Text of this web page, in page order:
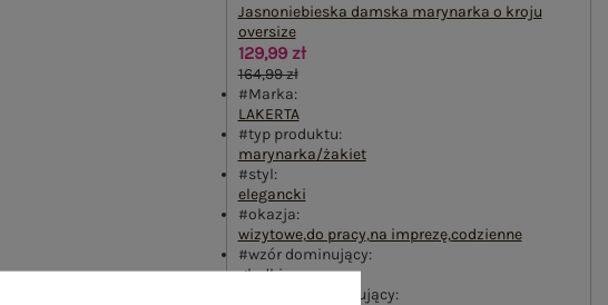
Jasnoniebieska damska marynarka o kroju
oversize
129,99 zł
164,99 zł
#Marka:
LAKERTA
#typ produktu:
marynarka/żakiet
#styl:
elegancki
#okazja:
wizytowe,do pracy,na imprezę,codzienne
#wzór dominujący:
gładki
#materiał dominujący: